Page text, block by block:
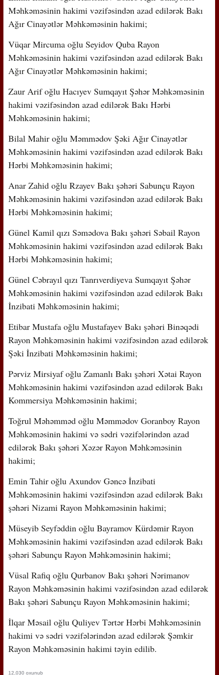
Məhkəməsinin hakimi vəzifəsindən azad edilərək Bakı
Ağır Cinayətlər Məhkəməsinin hakimi;
Vüqar Mircuma oğlu Seyidov Quba Rayon
Məhkəməsinin hakimi vəzifəsindən azad edilərək Bakı
Ağır Cinayətlər Məhkəməsinin hakimi;
Zaur Arif oğlu Hacıyev Sumqayıt Şəhər Məhkəməsinin
hakimi vəzifəsindən azad edilərək Bakı Hərbi
Məhkəməsinin hakimi;
Bilal Mahir oğlu Məmmədov Şəki Ağır Cinayətlər
Məhkəməsinin hakimi vəzifəsindən azad edilərək Bakı
Hərbi Məhkəməsinin hakimi;
Anar Zahid oğlu Rzayev Bakı şəhəri Sabunçu Rayon
Məhkəməsinin hakimi vəzifəsindən azad edilərək Bakı
Hərbi Məhkəməsinin hakimi;
Günel Kamil qızı Səmədova Bakı şəhəri Səbail Rayon
Məhkəməsinin hakimi vəzifəsindən azad edilərək Bakı
Hərbi Məhkəməsinin hakimi;
Günel Cəbrayıl qızı Tanrıverdiyeva Sumqayıt Şəhər
Məhkəməsinin hakimi vəzifəsindən azad edilərək Bakı
İnzibati Məhkəməsinin hakimi;
Etibar Mustafa oğlu Mustafayev Bakı şəhəri Binəqədi
Rayon Məhkəməsinin hakimi vəzifəsindən azad edilərək
Şəki İnzibati Məhkəməsinin hakimi;
Pərviz Mirsiyaf oğlu Zamanlı Bakı şəhəri Xətai Rayon
Məhkəməsinin hakimi vəzifəsindən azad edilərək Bakı
Kommersiya Məhkəməsinin hakimi;
Toğrul Məhəmməd oğlu Məmmədov Goranboy Rayon
Məhkəməsinin hakimi və sədri vəzifələrindən azad
edilərək Bakı şəhəri Xəzər Rayon Məhkəməsinin
hakimi;
Emin Tahir oğlu Axundov Gəncə İnzibati
Məhkəməsinin hakimi vəzifəsindən azad edilərək Bakı
şəhəri Nizami Rayon Məhkəməsinin hakimi;
Müseyib Seyfəddin oğlu Bayramov Kürdəmir Rayon
Məhkəməsinin hakimi vəzifəsindən azad edilərək Bakı
şəhəri Sabunçu Rayon Məhkəməsinin hakimi;
Vüsal Rafiq oğlu Qurbanov Bakı şəhəri Nərimanov
Rayon Məhkəməsinin hakimi vəzifəsindən azad edilərək
Bakı şəhəri Sabunçu Rayon Məhkəməsinin hakimi;
İlqar Məsail oğlu Quliyev Tərtər Hərbi Məhkəməsinin
hakimi və sədri vəzifələrindən azad edilərək Şəmkir
Rayon Məhkəməsinin hakimi təyin edilib.
12,030 oxunub